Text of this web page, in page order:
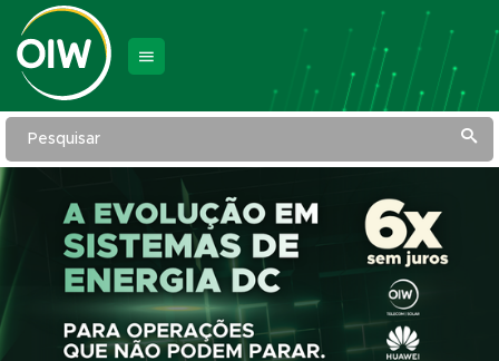
Pesquisar